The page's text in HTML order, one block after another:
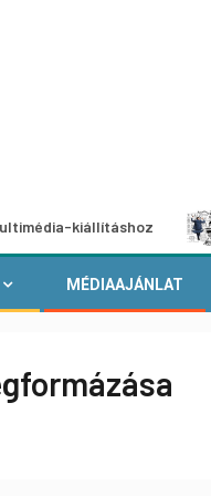
MÉDIAAJÁNLAT